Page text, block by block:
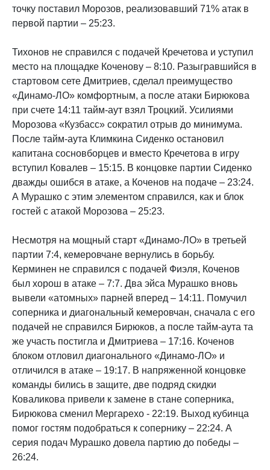
точку поставил Морозов, реализовавший 71% атак в
первой партии – 25:23.
Тихонов не справился с подачей Кречетова и уступил
место на площадке Коченову – 8:10. Разыгравшийся в
стартовом сете Дмитриев, сделал преимущество
«Динамо-ЛО» комфортным, а после атаки Бирюкова
при счете 14:11 тайм-аут взял Троцкий. Усилиями
Морозова «Кузбасс» сократил отрыв до минимума.
После тайм-аута Климкина Сиденко остановил
капитана сосновборцев и вместо Кречетова в игру
вступил Ковалев – 15:15. В концовке партии Сиденко
дважды ошибся в атаке, а Коченов на подаче – 23:24.
А Мурашко с этим элементом справился, как и блок
гостей с атакой Морозова – 25:23.
Несмотря на мощный старт «Динамо-ЛО» в третьей
партии 7:4, кемеровчане вернулись в борьбу.
Керминен не справился с подачей Фиэля, Коченов
был хорош в атаке – 7:7. Два эйса Мурашко вновь
вывели «атомных» парней вперед – 14:11. Помучил
соперника и диагональный кемеровчан, сначала с его
подачей не справился Бирюков, а после тайм-аута та
же участь постигла и Дмитриева – 17:16. Коченов
блоком отловил диагонального «Динамо-ЛО» и
отличился в атаке – 19:17. В напряженной концовке
команды бились в защите, две подряд скидки
Коваликова привели к замене в стане соперника,
Бирюкова сменил Мергарехо - 22:19. Выход кубинца
помог гостям подобраться к сопернику – 22:24. А
серия подач Мурашко довела партию до победы –
26:24.